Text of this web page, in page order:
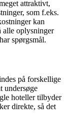
attraktivt,
som f.eks.
kan
alle oplysninger
spørgsmål.
på forskellige
undersøge
hoteller tilbyder
direkte, så det